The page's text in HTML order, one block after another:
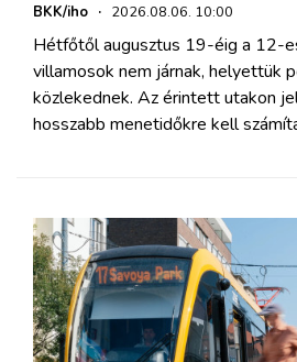
BKK/iho · 2026.08.06. 10:00
Hétfőtől augusztus 19-éig a 12-
villamosok nem járnak, helyettük
közlekednek. Az érintett utakon
hosszabb menetidőkre kell